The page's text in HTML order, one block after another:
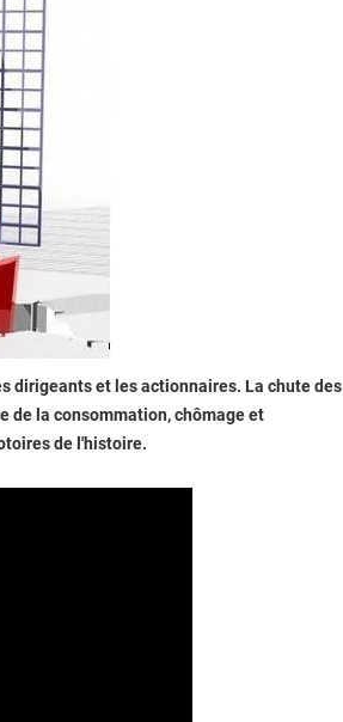
dirigeants et les actionnaires. La chute des
de la consommation, chômage et
de l'histoire.